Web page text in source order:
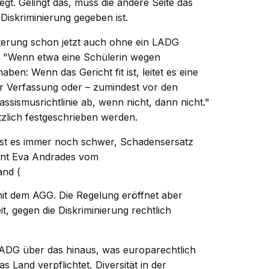
gegeben ist.
schon jetzt auch ohne ein LADG
etwa eine Schülerin wegen
Wenn das Gericht fit ist, leitet es eine
Verfassung oder – zumindest vor den
ab, wenn nicht, dann nicht."
festgeschrieben werden.
es immer noch schwer, Schadensersatz
Eva Andrades vom
(
dem AGG. Die Regelung eröffnet aber
gegen die Diskriminierung rechtlich
über das hinaus, was europarechtlich
Land verpflichtet, Diversität in der